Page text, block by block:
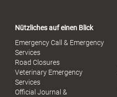
S
Nützliches auf einen Blick
Emergency Call & Emergency
Services
Road Closures
Veterinary Emergency
Services
Official Journal &